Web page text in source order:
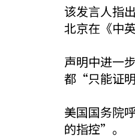
该发言人指
北京在《中
声明中进一
都“只能证
美国国务院
的指控”。